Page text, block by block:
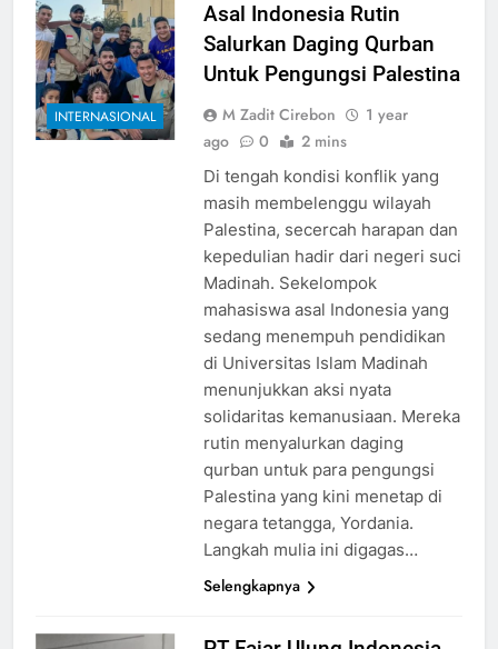
INTERNASIONAL
Asal Indonesia Rutin
Salurkan Daging Qurban
Untuk Pengungsi Palestina
M Zadit Cirebon
1 year
ago
0 2 mins
Di tengah kondisi konflik yang
masih membelenggu wilayah
Palestina, secercah harapan dan
kepedulian hadir dari negeri suci
Madinah. Sekelompok
mahasiswa asal Indonesia yang
sedang menempuh pendidikan
di Universitas Islam Madinah
menunjukkan aksi nyata
solidaritas kemanusiaan. Mereka
rutin menyalurkan daging
qurban untuk para pengungsi
Palestina yang kini menetap di
negara tetangga, Yordania.
Langkah mulia ini digagas…
Selengkapnya